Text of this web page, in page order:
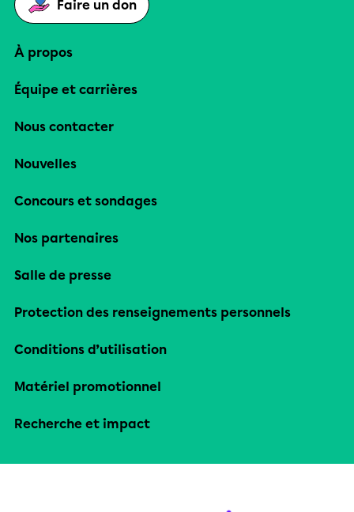
Faire un don
À propos
Équipe et carrières
Nous contacter
Nouvelles
Concours et sondages
Nos partenaires
Salle de presse
Protection des renseignements personnels
Conditions d’utilisation
Matériel promotionnel
Recherche et impact